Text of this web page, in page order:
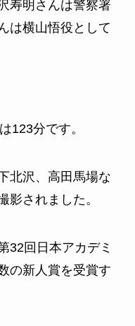
寿明さんは警察署
は横山悟役として
123分です。
北沢、高田馬場な
影されました。
32回日本アカデミ
の新人賞を受賞す